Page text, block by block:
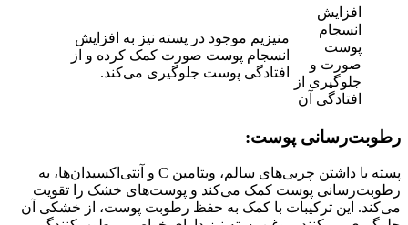
افزایش
انسجام
پوست
صورت و
جلوگیری از
افتادگی آن
منیزیم موجود در پسته نیز به افزایش
انسجام پوست صورت کمک کرده و از
افتادگی پوست جلوگیری می‌کند.
رطوبت‌رسانی پوست:
پسته با داشتن چربی‌های سالم، ویتامین C و آنتی‌اکسیدان‌ها، به
رطوبت‌رسانی پوست کمک می‌کند و پوست‌های خشک را تقویت
می‌کند. این ترکیبات با کمک به حفظ رطوبت پوست، از خشکی آن